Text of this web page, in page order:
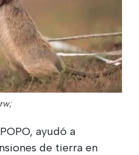
ayudó a
de tierra en